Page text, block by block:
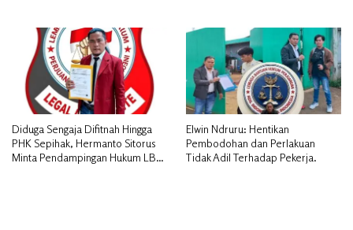
Diduga Sengaja Difitnah Hingga
PHK Sepihak, Hermanto Sitorus
Minta Pendampingan Hukum LBH
Elwin Ndruru: Hentikan
Pembodohan dan Perlakuan
Tidak Adil Terhadap Pekerja.